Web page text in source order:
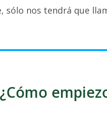
sólo nos tendrá que
¿Cómo